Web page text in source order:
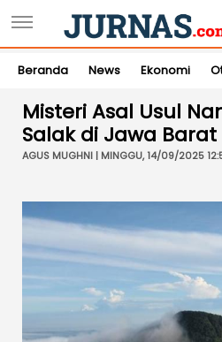
Beranda News Ekonomi
Misteri Asal Usul
Salak di Jawa Barat
AGUS MUGHNI | MINGGU, 14/09/2025